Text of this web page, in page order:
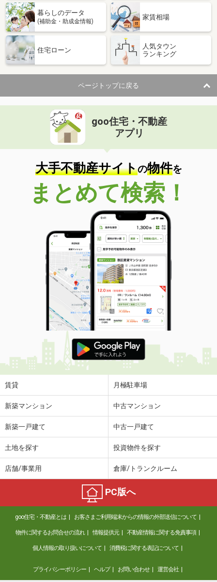
青森県青森市古川３
専有面積
20.28m²
間取り
1K
青森県八戸市田向２
価 格
6.40万円
専有面積 40.26m²
間取り
1LDK
青森県八戸市長者１
価 格
青森県八戸市長者１
専有面積
56.57m²
間取り
2LDK
青森県八戸市長苗代１
5.50万円
青森県八戸市長苗代１
専有面積 42.36m²
間取り
1LDK
青森県八戸市新井田西２
価 格
5万円
住 所
青森県八戸市新井田西２
専有面積 45.4m²
間取り
1LDK
青森県八戸市諏訪２
価 格
5万円
青森県八戸市大字長苗代字上碇田
価 格
7.20万円
青森県八戸市大字長苗代字上碇田
専有面積 74.32m²
青森県青森市大字浦町字奥野
住 所
青森県青森市大字浦町字奥野
専有面積
23.18m²
暮らしのデータ
(補助金・助成金情報)
家賃相場
住宅ローン
人気タウン
ランキング
ページトップに戻る
goo住宅・不動産
アプリ
大手不動産サイトの物件を
まとめて検索！
賃貸 月極駐車場
新築マンション 中古マンション
新築一戸建て 中古一戸建て
土地を探す 投資物件を探す
店舗/事業用 倉庫/トランクルーム
PC版へ
goo住宅・不動産とは お客さまご利用端末からの情報の外部送信について
物件に関するお問合せの流れ 情報提供元 不動産情報に関する免責事項
個人情報の取り扱いについて 消費税に関する表記について
プライバシーポリシー ヘルプ お問い合わせ 運営会社